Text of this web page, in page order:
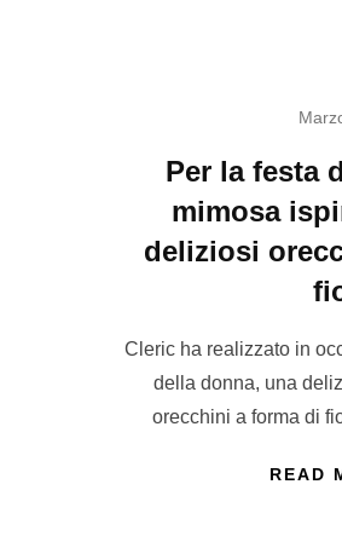
Per la festa
mimosa
deliziosi
Cleric ha realizzato in
della donna, una
orecchini a forma di
READ